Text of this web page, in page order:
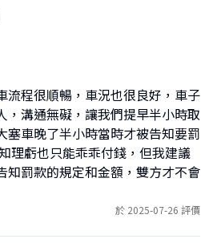
流程很順暢，車況也很良好，車子
，溝通無礙，讓我們提早半小時取
塞車晚了半小時當時才被告知要罰
理虧也只能乖乖付錢，但我建議
知罰款的規定和金額，雙方才不會
於 2025-07-26 評價